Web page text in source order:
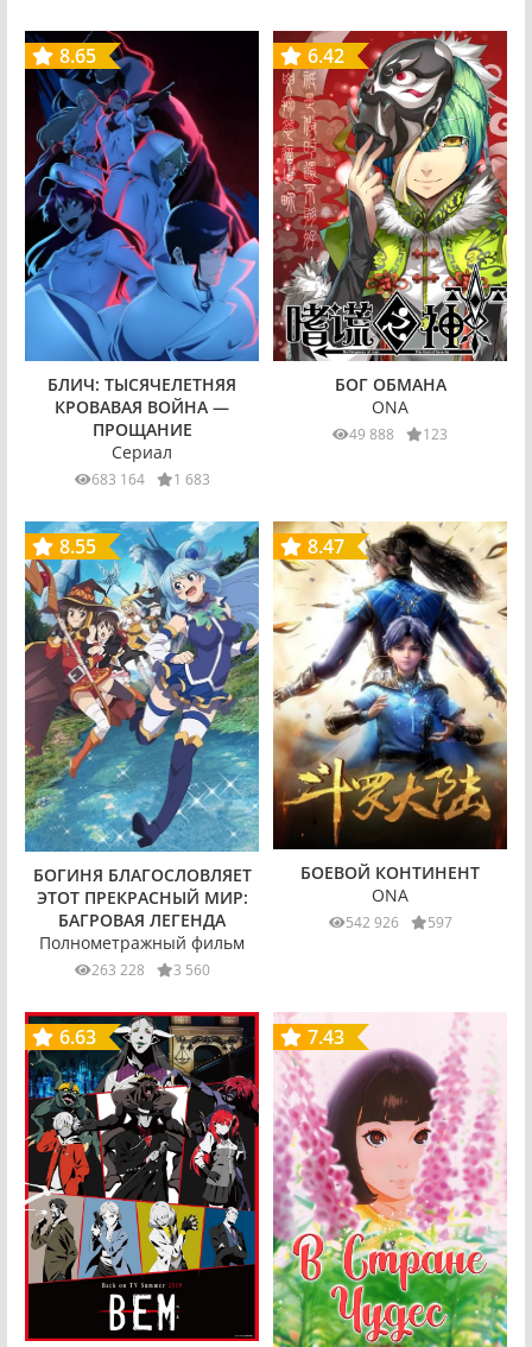
8.65
БЛИЧ: ТЫСЯЧЕЛЕТНЯЯ
КРОВАВАЯ ВОЙНА —
ПРОЩАНИЕ
Сериал
683 164 1 683
6.42
БОГ ОБМАНА
ONA
49 888 123
8.55
БОГИНЯ БЛАГОСЛОВЛЯЕТ
ЭТОТ ПРЕКРАСНЫЙ МИР:
БАГРОВАЯ ЛЕГЕНДА
Полнометражный фильм
263 228 3 560
8.47
БОЕВОЙ КОНТИНЕНТ
ONA
542 926 597
6.63 7.43